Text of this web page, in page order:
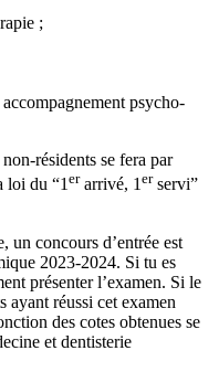
;
psycho-
résidents se fera par
loi du “1erarrivé, 1erservi”
un concours d’entrée est
2023-2024. Si tu es
présenter l’examen. Si le
ayant réussi cet examen
des cotes obtenues se
et dentisterie